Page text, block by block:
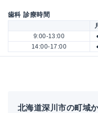
歯科 診療時間
9:00-13:00
14:00-17:00
北海道深川市の町域